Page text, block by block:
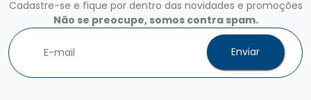
Cadastre-se e fique por dentro das novidades e promoções
Não se preocupe, somos contra spam.
Enviar